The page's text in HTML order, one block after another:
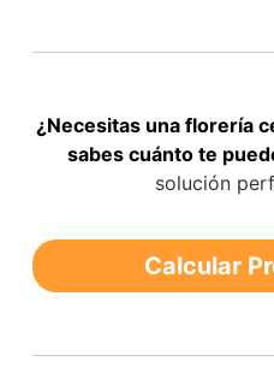
¿Necesitas una florería
sabes cuánto te
solución
Calcular